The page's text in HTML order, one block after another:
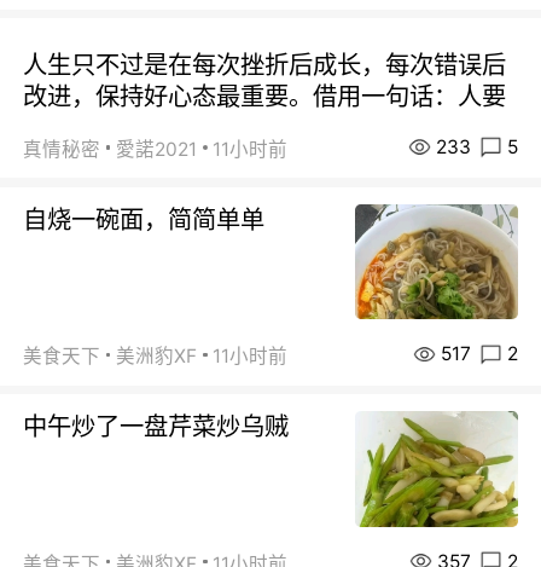
人生只不过是在每次挫折后成长，每次错误后
改进，保持好心态最重要。借用一句话：人要
真情秘密 愛諾2021 11小时前 233 5
自烧一碗面，简简单单
美食天下 美洲豹XF 11小时前 517 2
中午炒了一盘芹菜炒乌贼
357 2